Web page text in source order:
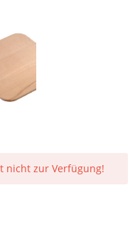
nicht zur Verfügung!